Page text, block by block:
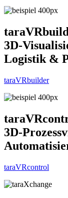
3D-
Logistik &
taraVRbuilder
3D-
taraVRcontrol